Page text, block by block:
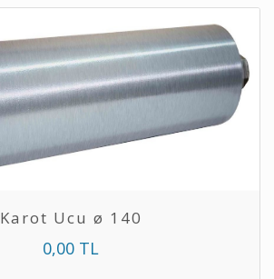
Karot Ucu ø 140
0,00 TL